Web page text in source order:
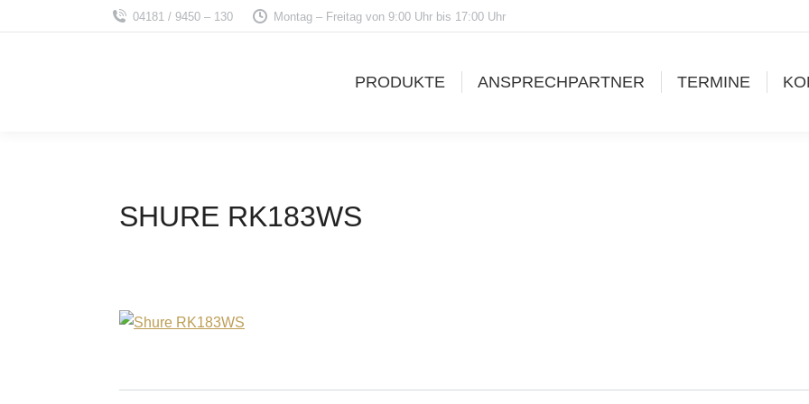
04181 / 9450 – 130 Montag – Freitag von 9:00 Uhr bis 17:00 Uhr
PRODUKTE ANSPRECHPARTNER TERMINE
SHURE RK183WS